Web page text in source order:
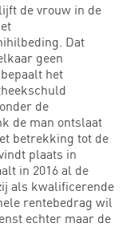
de vrouw in de
Dat
geen
het
de
de man ontslaat
betrekking tot de
plaats in
in 2016 al de
als kwalificerende
rentebedrag wil
echter maar de